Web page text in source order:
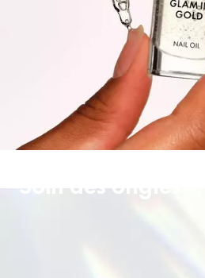
Soin des ongles